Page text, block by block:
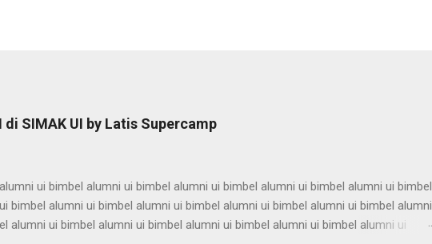
SIMAK UI by Latis Supercamp
ui bimbel alumni ui bimbel alumni ui bimbel alumni ui bimbel alumni ui bimbel
bimbel alumni ui bimbel alumni ui bimbel alumni ui bimbel alumni ui bimbel alumni
alumni ui bimbel alumni ui bimbel alumni ui bimbel alumni ui bimbel alumni ui